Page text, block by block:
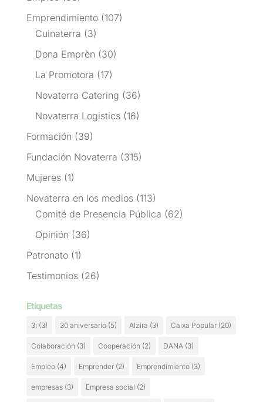
Emprendimiento(107)
Cuinaterra (3)
Dona Emprèn (30)
La Promotora (17)
Novaterra Catering (36)
Novaterra Logistics(16)
Formación (39)
Fundación Novaterra (315)
Mujeres(1)
Novaterra en los medios(113)
Comité de Presencia Pública (62)
Opinión (36)
Patronato(1)
Testimonios(26)
Etiquetas
3i (3) 30 aniversario(5) Alzira (3) Caixa Popular(20)
Colaboración (3) Cooperación (2) DANA(3)
Empleo(4) Emprender(2) Emprendimiento(3)
empresas(3) Empresa social (2)